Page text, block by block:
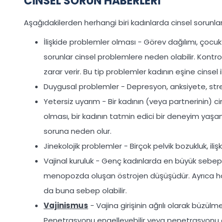
Aşağıdakilerden herhangi biri kadınlarda cinsel
İlişkide problemler olması - Görev dağılımı,
sorunlar cinsel problemlere neden olabilir.
zarar verir. Bu tip problemler kadının eşine
Duygusal problemler - Depresyon, anksiyete,
Yetersiz uyarım - Bir kadının (veya partnerinin)
olması, bir kadının tatmin edici bir deneyim
soruna neden olur.
Jinekolojik problemler - Birçok pelvik bozukluk,
Vajinal kuruluk - Genç kadınlarda en büyük
menopozda oluşan östrojen düşüşüdür. Ayrıca
da buna sebep olabilir.
Vajinismus - Vajina girişinin ağrılı olarak